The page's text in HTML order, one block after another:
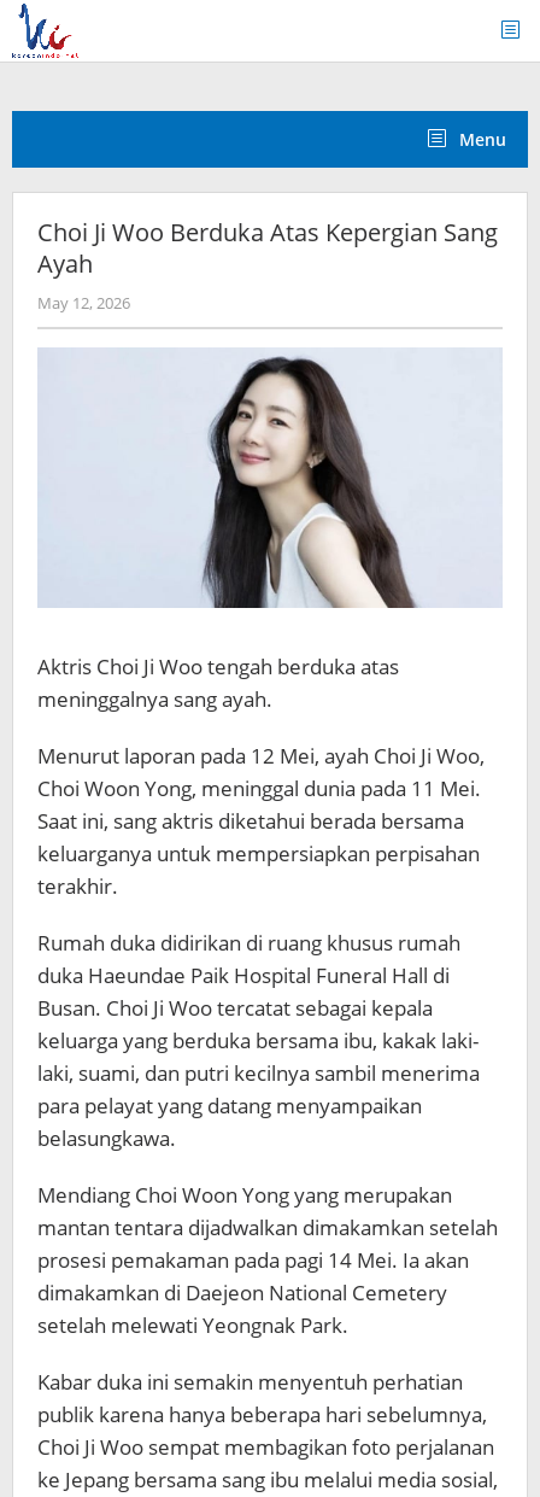
Skip
content
Menu
Choi Ji Woo Berduka Atas Kepergian Sang
Ayah
May 12, 2026by
Kidihae
Aktris Choi Ji Wootengah berduka atas
meninggalnya sang ayah.
Menurut laporan pada 12 Mei, ayah Choi Ji Woo,
Choi Woon Yong, meninggal dunia pada 11 Mei.
Saat ini, sang aktris diketahui berada bersama
keluarganya untuk mempersiapkan perpisahan
terakhir.
Rumah duka didirikan di ruang khusus rumah
duka Haeundae Paik Hospital Funeral Hall di
Busan. Choi Ji Woo tercatat sebagai kepala
keluarga yang berduka bersama ibu, kakak laki-
laki, suami, dan putri kecilnya sambil menerima
para pelayat yang datang menyampaikan
belasungkawa.
Mendiang Choi Woon Yong yang merupakan
mantan tentara dijadwalkan dimakamkan setelah
prosesi pemakaman pada pagi 14 Mei. Ia akan
dimakamkan di Daejeon National Cemetery
setelah melewati Yeongnak Park.
Kabar duka ini semakin menyentuh perhatian
publik karena hanya beberapa hari sebelumnya,
Choi Ji Woo sempat membagikan foto perjalanan
ke Jepang bersama sang ibu melalui media sosial,